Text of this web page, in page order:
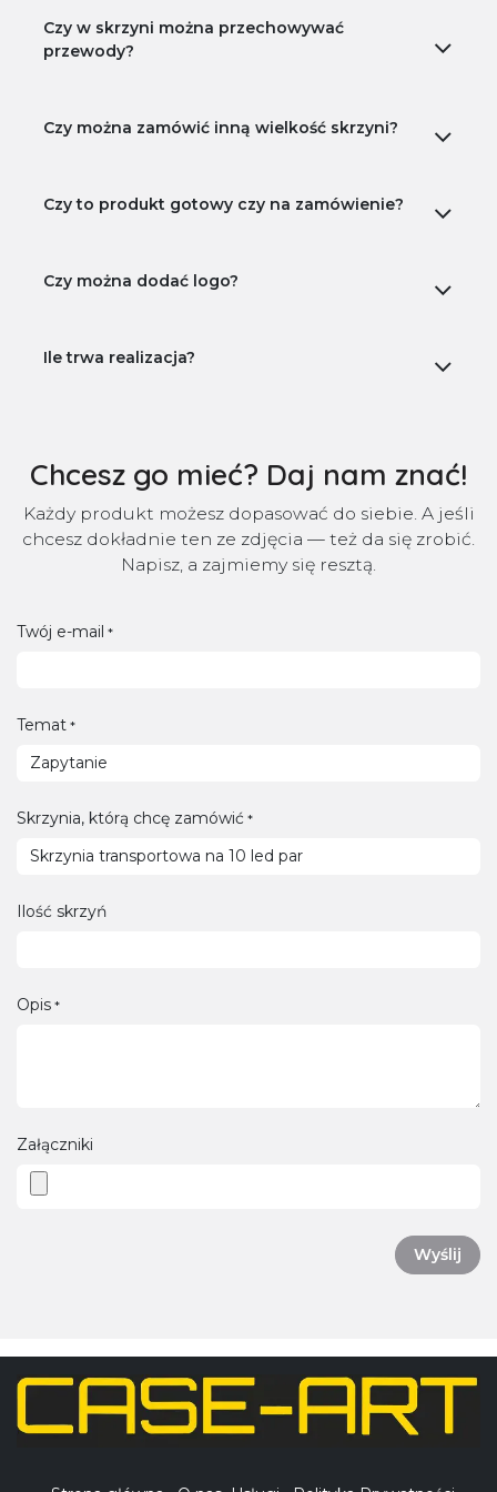
Czy w skrzyni można przechowywać
przewody?
Czy można zamówić inną wielkość skrzyni?
Czy to produkt gotowy czy na zamówienie?
Czy można dodać logo?
Ile trwa realizacja?
Chcesz go mieć? Daj nam znać!
Każdy produkt możesz dopasować do siebie. A jeśli
chcesz dokładnie ten ze zdjęcia — też da się zrobić.
Napisz, a zajmiemy się resztą.
Twój e-mail *
Temat *
Skrzynia, którą chcę zamówić *
Ilość skrzyń
Opis *
Załączniki
Wyślij